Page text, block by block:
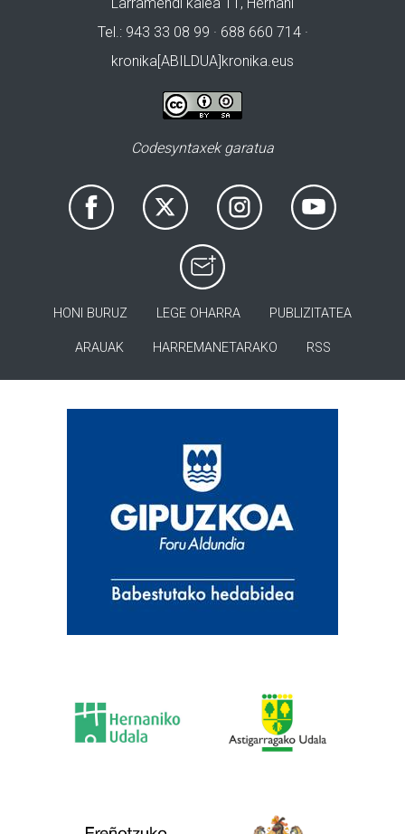
Tel.: 943 33 08 99 · 688 660 714 ·
kronika[ABILDUA]kronika.eus
Codesyntaxek garatua
HONI BURUZ LEGE OHARRA PUBLIZITATEA
ARAUAK HARREMANETARAKO RSS